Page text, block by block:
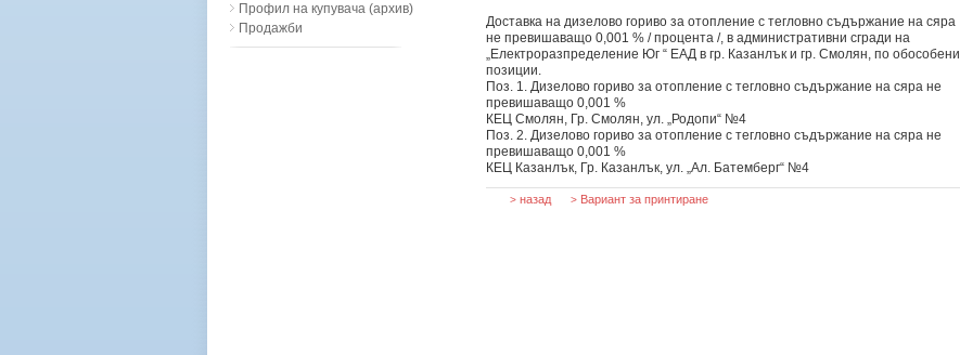
Доставка на дизелово гориво за отопление с тегловно съдържание на сяра
не превишаващо 0,001 % / процента /, в административни сгради на
„Електроразпределение Юг “ ЕАД в гр. Казанлък и гр. Смолян, по обособени
позиции.
Поз. 1. Дизелово гориво за отопление с тегловно съдържание на сяра не
превишаващо 0,001 %
КЕЦ Смолян, Гр. Смолян, ул. „Родопи“ №4
Поз. 2. Дизелово гориво за отопление с тегловно съдържание на сяра не
превишаващо 0,001 %
КЕЦ Казанлък, Гр. Казанлък, ул. „Ал. Батемберг“ №4
> назад > Вариант за принтиране
Профил на купувача (архив)
Продажби